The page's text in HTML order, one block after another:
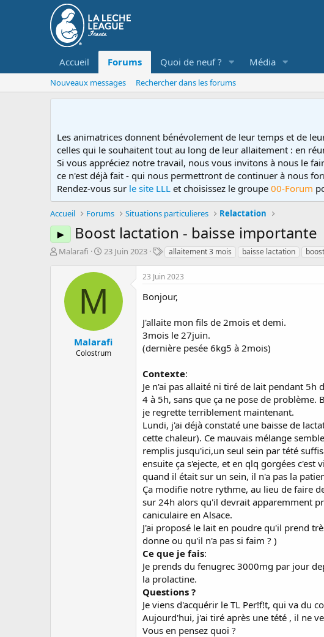
Accueil Forums Quoi de neuf ? Média
Nouveaux messages Rechercher dans les forums
Les animatrices donnent bénévolement de leur temps et de
celles qui le souhaitent tout au long de leur allaitement : en
Si vous appréciez notre travail, nous vous invitons à nous le
ce n'est déjà fait - qui nous permettront de continuer à nous
Rendez-vous sur le site LLL et choisissez le groupe 00-Forum
Accueil Forums Situations particulieres Relactation
► Boost lactation - baisse importante
D
Malarafi
D
t
d
é
b
u
23 Juin 2023
T
g
allaitement 3 mois baisse lactation boost
M
Malarafi
Colostrum
23 Juin 2023
Bonjour,
J'allaite mon fils de 2mois et demi.
3mois le 27juin.
(dernière pesée 6kg5 à 2mois)
Contexte:
Je n'ai pas allaité ni tiré de lait pendant 5h
4 à 5h, sans que ça ne pose de
je regrette terriblement maintenant.
Lundi, j'ai déjà constaté une baisse de
cette chaleur). Ce mauvais mélange
remplis jusqu'ici,un seul sein par tété
ensuite ça s'ejecte, et en qlq gorgées c'est
quand il était sur un sein, il n'a pas la
Ça modifie notre rythme, au lieu de faire
sur 24h alors qu'il devrait apparemment
caniculaire en Alsace.
J'ai proposé le lait en poudre qu'il prend
donne ou qu'il n'a pas si faim ? )
Ce que je fais:
Je prends du fenugrec 3000mg par jour
la prolactine.
Questions ?
Je viens d'acquérir le TL Per!f!t, qui va du
Aujourd'hui, j'ai tiré après une tété , il ne
Vous en pensez quoi ?